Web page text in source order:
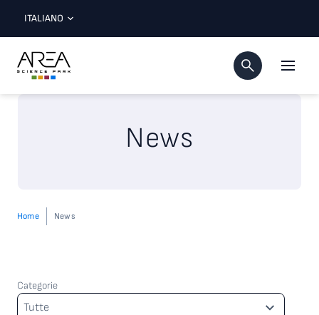
ITALIANO
News
Home News
Categorie
Categorie
Tutte